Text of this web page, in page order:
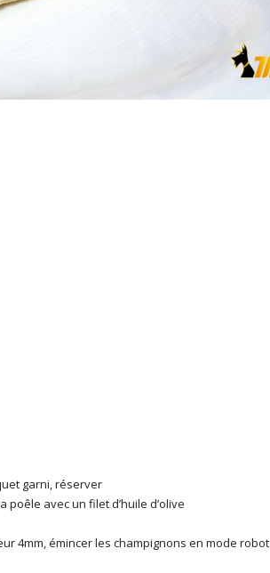
garni, réserver
avec un filet d’huile d’olive
4mm, émincer les champignons en mode robot